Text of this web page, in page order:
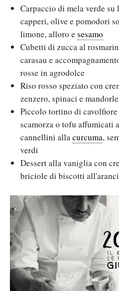
Carpaccio di mela verde
capperi, olive e pomodori
limone, alloro e sesamo
Cubetti di zucca al
carasau e
rosse in agrodolce
Riso rosso speziato con
zenzero, spinaci e
Piccolo tortino di
scamorza o tofu affumicati
cannellini allacurcuma,
verdi
Dessert alla vaniglia con
briciole di biscotti